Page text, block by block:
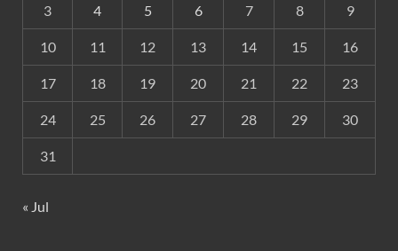
3 4 5 6 7 8 9
10 11 12 13 14 15 16
17 18 19 20 21 22 23
24 25 26 27 28 29 30
31
« Jul